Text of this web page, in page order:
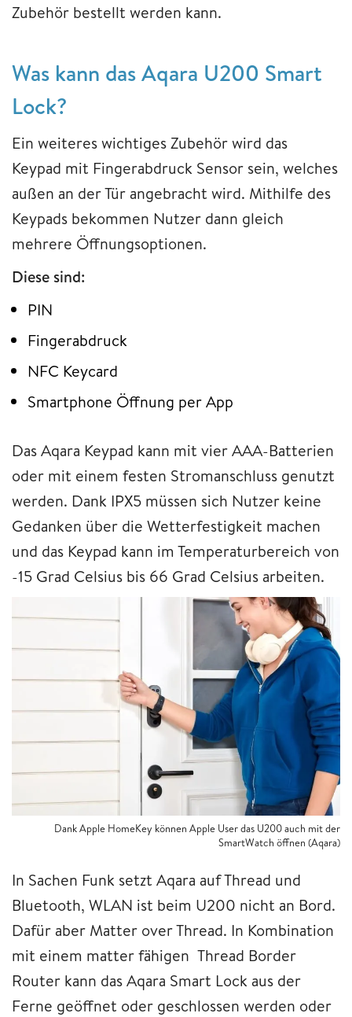
Zubehör bestellt werden kann.
Was kann das Aqara U200 Smart
Lock?
Ein weiteres wichtiges Zubehör wird das
Keypad mit Fingerabdruck Sensor sein, welches
außen an der Tür angebracht wird. Mithilfe des
Keypads bekommen Nutzer dann gleich
mehrere Öffnungsoptionen.
Diese sind:
PIN
Fingerabdruck
NFC Keycard
Smartphone Öffnung per App
Das Aqara Keypad kann mit vier AAA-Batterien
oder mit einem festen Stromanschluss genutzt
werden. Dank IPX5 müssen sich Nutzer keine
Gedanken über die Wetterfestigkeit machen
und das Keypad kann im Temperaturbereich von
-15 Grad Celsius bis 66 Grad Celsius arbeiten.
Dank Apple HomeKey können Apple User das U200 auch mit der
SmartWatch öffnen (Aqara)
In Sachen Funk setzt Aqara auf Thread und
Bluetooth, WLAN ist beim U200 nicht an Bord.
Dafür aber Matter over Thread. In Kombination
mit einem matter fähigen Thread Border
Router kann das Aqara Smart Lock aus der
Ferne geöffnet oder geschlossen werden oder